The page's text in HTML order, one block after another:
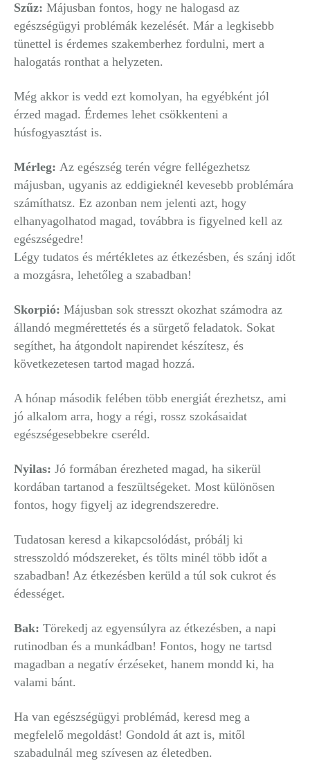
Szűz: Májusban fontos, hogy ne halogasd az
egészségügyi problémák kezelését. Már a legkisebb
tünettel is érdemes szakemberhez fordulni, mert a
halogatás ronthat a helyzeten.
Még akkor is vedd ezt komolyan, ha egyébként jól
érzed magad. Érdemes lehet csökkenteni a
húsfogyasztást is.
Mérleg: Az egészség terén végre fellégezhetsz
májusban, ugyanis az eddigieknél kevesebb problémára
számíthatsz. Ez azonban nem jelenti azt, hogy
elhanyagolhatod magad, továbbra is figyelned kell az
egészségedre!
Légy tudatos és mértékletes az étkezésben, és szánj időt
a mozgásra, lehetőleg a szabadban!
Skorpió: Májusban sok stresszt okozhat számodra az
állandó megmérettetés és a sürgető feladatok. Sokat
segíthet, ha átgondolt napirendet készítesz, és
következetesen tartod magad hozzá.
A hónap második felében több energiát érezhetsz, ami
jó alkalom arra, hogy a régi, rossz szokásaidat
egészségesebbekre cseréld.
Nyilas: Jó formában érezheted magad, ha sikerül
kordában tartanod a feszültségeket. Most különösen
fontos, hogy figyelj az idegrendszeredre.
Tudatosan keresd a kikapcsolódást, próbálj ki
stresszoldó módszereket, és tölts minél több időt a
szabadban! Az étkezésben kerüld a túl sok cukrot és
édességet.
Bak: Törekedj az egyensúlyra az étkezésben, a napi
rutinodban és a munkádban! Fontos, hogy ne tartsd
magadban a negatív érzéseket, hanem mondd ki, ha
valami bánt.
Ha van egészségügyi problémád, keresd meg a
megfelelő megoldást! Gondold át azt is, mitől
szabadulnál meg szívesen az életedben.